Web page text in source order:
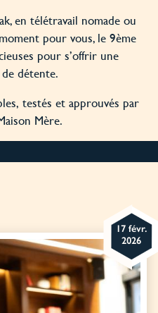
en télétravail nomade ou
pour vous, le 9ème
pour s’offrir une
détente.
testés et approuvés par
Mère.
17 févr.
2026